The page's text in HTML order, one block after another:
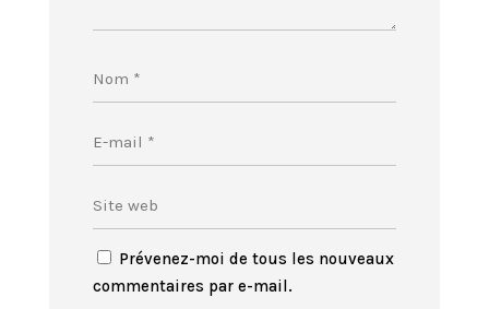
Prévenez-moi de tous les nouveaux
commentaires par e-mail.